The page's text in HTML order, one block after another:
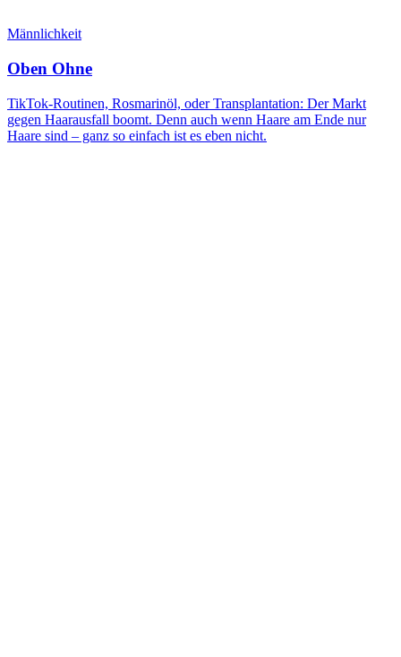
Männlichkeit
Oben Ohne
TikTok-Routinen, Rosmarinöl, oder Transplantation: Der Markt
gegen Haarausfall boomt. Denn auch wenn Haare am Ende nur
Haare sind – ganz so einfach ist es eben nicht.